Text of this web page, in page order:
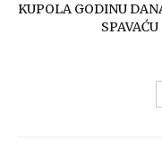
KUPOLA GODINU